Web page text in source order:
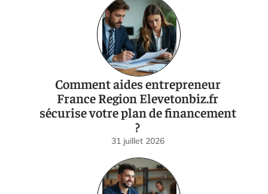
Comment aides entrepreneur
France Region Elevetonbiz.fr
sécurise votre plan de financement
?
31 juillet 2026